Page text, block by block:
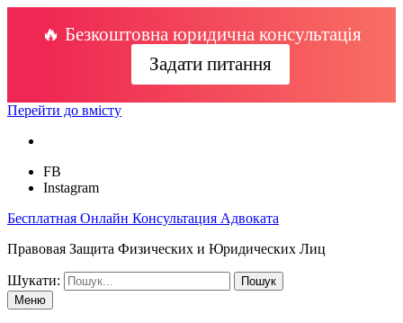
🔥 Безкоштовна юридична консультація
Задати питання
Перейти до вмісту
FB
Instagram
Бесплатная Онлайн Консультация Адвоката
Правовая Защита Физических и Юридических Лиц
Шукати:
Меню